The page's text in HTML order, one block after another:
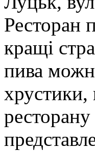
Ресторан
кращі
пива
хрустики,